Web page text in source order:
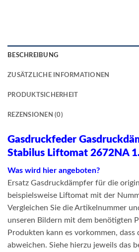
BESCHREIBUNG
ZUSÄTZLICHE INFORMATIONEN
PRODUKTSICHERHEIT
REZENSIONEN (0)
Gasdruckfeder
Stabilus Liftomat 2672NA
Was wird hier angeboten?
Ersatz Gasdruckdämpfer für die
beispielsweise Liftomat mit der
Vergleichen Sie die Artikelnummer
unseren Bildern mit dem benötigten
Produkten kann es vorkommen,
abweichen. Siehe hierzu jeweils das